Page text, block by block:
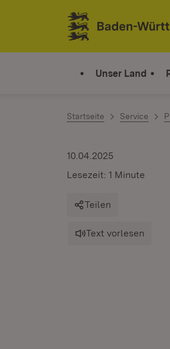
Zum Inhalt springen
Link zur Startseite
Unser Land
Startseite Service
10.04.2025
Lesezeit: 1 Minute
Teilen
Text vorlesen